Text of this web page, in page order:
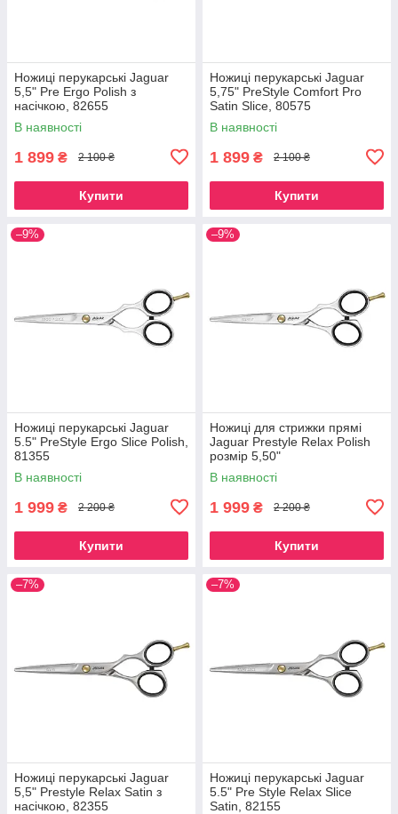
Ножиці перукарські Jaguar
5,5" Pre Ergo Polish з
насічкою, 82655
В наявності
1 899 ₴ 2 100 ₴
Купити
Ножиці перукарські Jaguar
5,75" PreStyle Comfort Pro
Satin Slice, 80575
В наявності
1 899 ₴ 2 100 ₴
Купити
–9%
Ножиці перукарські Jaguar
5.5" PreStyle Ergo Sliсe Polish,
81355
В наявності
1 999 ₴ 2 200 ₴
Купити
–9%
Ножиці для стрижки прямі
Jaguar Prestyle Relax Polish
розмір 5,50"
В наявності
1 999 ₴ 2 200 ₴
Купити
–7%
Ножиці перукарські Jaguar
5,5" Prestyle Relax Satin з
насічкою, 82355
–7%
Ножиці перукарські Jaguar
5.5" Pre Style Relax Slice
Satin, 82155